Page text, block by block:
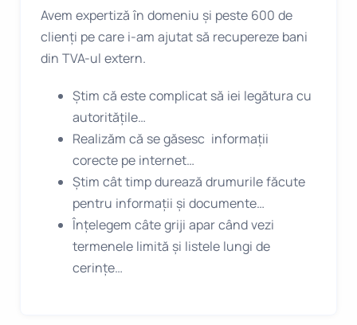
Avem expertiză în domeniu și peste 600 de
clienți pe care i-am ajutat să recupereze bani
din TVA-ul extern.
Știm că este complicat să iei legătura cu
autoritățile…
Realizăm că se găsesc informații
corecte pe internet…
Știm cât timp durează drumurile făcute
pentru informații și documente…
Înțelegem câte griji apar când vezi
termenele limită și listele lungi de
cerințe…